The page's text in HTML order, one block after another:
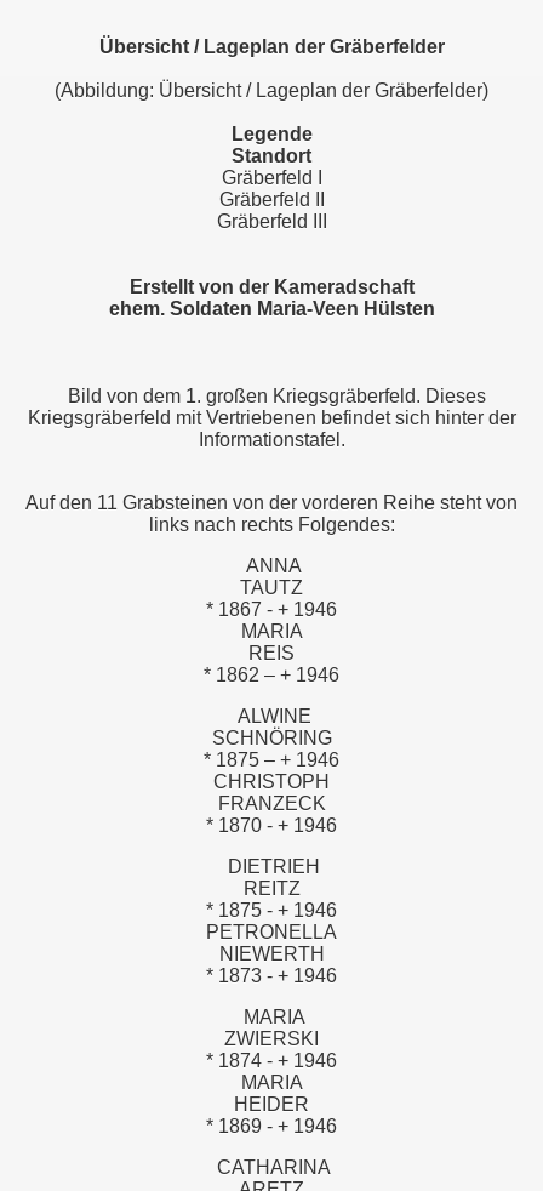
Übersicht / Lageplan der Gräberfelder
(Abbildung: Übersicht / Lageplan der Gräberfelder)
Legende
Standort
Gräberfeld I
Gräberfeld II
Gräberfeld III
Erstellt von der Kameradschaft
ehem. Soldaten Maria-Veen Hülsten
Bild von dem 1. großen Kriegsgräberfeld. Dieses
Kriegsgräberfeld mit Vertriebenen befindet sich hinter der
Informationstafel.
Auf den 11 Grabsteinen von der vorderen Reihe steht von
links nach rechts Folgendes:
ANNA
TAUTZ
* 1867 - + 1946
MARIA
REIS
* 1862 – + 1946
ALWINE
SCHNÖRING
* 1875 – + 1946
CHRISTOPH
FRANZECK
* 1870 - + 1946
DIETRIEH
REITZ
* 1875 - + 1946
PETRONELLA
NIEWERTH
* 1873 - + 1946
MARIA
ZWIERSKI
* 1874 - + 1946
MARIA
HEIDER
* 1869 - + 1946
CATHARINA